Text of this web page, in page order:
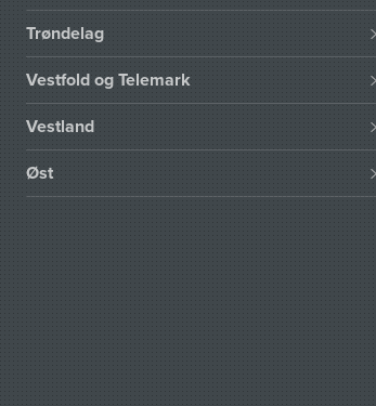
Trøndelag
Vestfold og Telemark
Vestland
Øst